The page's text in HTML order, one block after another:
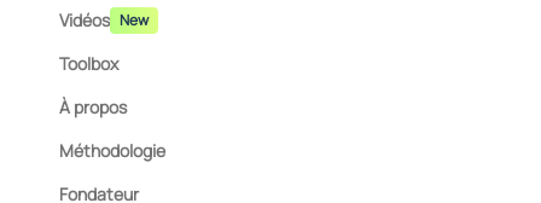
Vidéos New
Toolbox
À propos
Méthodologie
Fondateur